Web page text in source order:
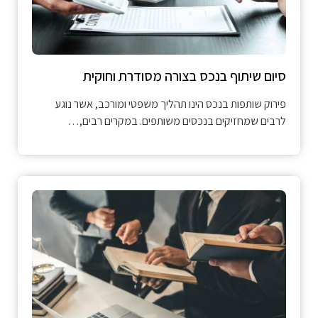
סיום שיתוף בנכס בצורה מסודרת וחוקית
פירוק שותפות בנכס הינו תהליך משפטי ומורכב, אשר נוגע
לרבים שמחזיקים בנכסים משותפים. במקרים רבים,…